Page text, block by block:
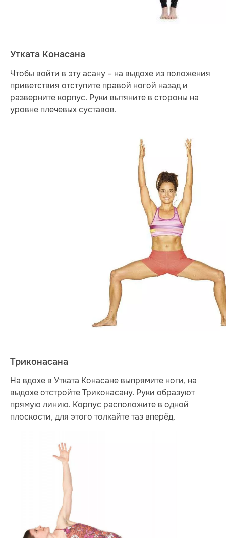
Утката Конасана
Чтобы войти в эту асану – на выдохе из положения
приветствия отступите правой ногой назад и
разверните корпус. Руки вытяните в стороны на
уровне плечевых суставов.
Триконасана
На вдохе в Утката Конасане выпрямите ноги, на
выдохе отстройте Триконасану. Руки образуют
прямую линию. Корпус расположите в одной
плоскости, для этого толкайте таз вперёд.